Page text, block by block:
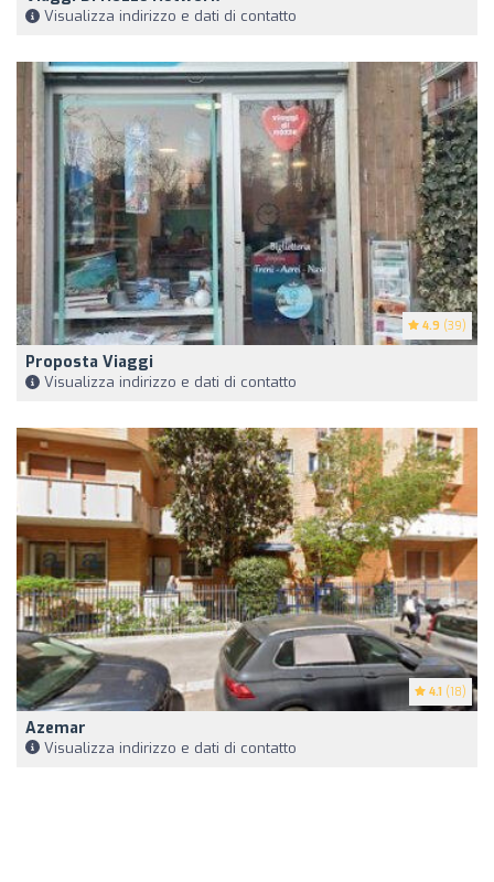
Visualizza indirizzo e dati di contatto
4.9 (39)
Proposta Viaggi
Visualizza indirizzo e dati di contatto
4.1 (18)
Azemar
Visualizza indirizzo e dati di contatto